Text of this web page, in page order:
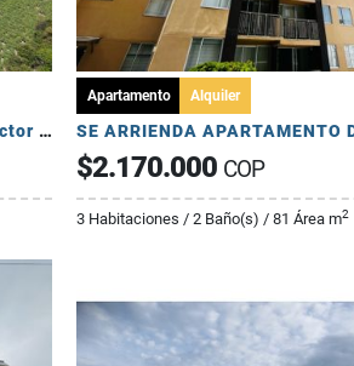
Se Venden Lotes en Conjunto Cerrado - Sector Pueblo Tapado
Apartamento Alquiler
$2.170.000 COP
3 Habitaciones / 2 Baño(s) / 81 Área m2